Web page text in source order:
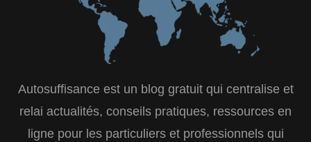
Autosuffisance est un blog gratuit qui centralise et
relai actualités, conseils pratiques, ressources en
ligne pour les particuliers et professionnels qui